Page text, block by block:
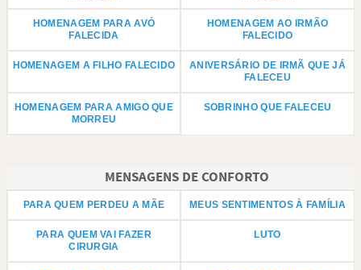
HOMENAGEM PARA AVÓ
FALECIDA
HOMENAGEM AO IRMÃO
FALECIDO
HOMENAGEM A FILHO FALECIDO
ANIVERSÁRIO DE IRMÃ QUE JÁ
FALECEU
HOMENAGEM PARA AMIGO QUE
MORREU
SOBRINHO QUE FALECEU
MENSAGENS DE CONFORTO
PARA QUEM PERDEU A MÃE MEUS SENTIMENTOS À FAMÍLIA
PARA QUEM VAI FAZER
CIRURGIA
LUTO